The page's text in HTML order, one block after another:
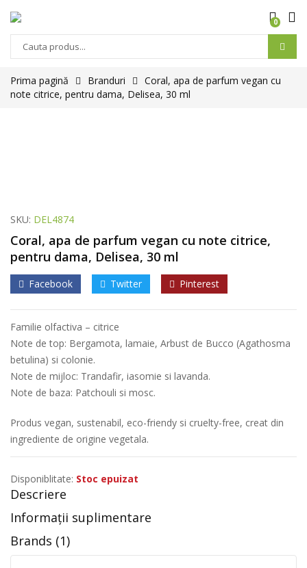
0
Prima pagină Branduri
Coral, apa de parfum vegan cu
note citrice, pentru dama, Delisea, 30 ml
SKU: DEL4874
Coral, apa de parfum vegan cu note citrice,
pentru dama, Delisea, 30 ml
Facebook Twitter Pinterest
Familie olfactiva – citrice
Note de top: Bergamota, lamaie, Arbust de Bucco (Agathosma
betulina) si colonie.
Note de mijloc: Trandafir, iasomie si lavanda.
Note de baza: Patchouli si mosc.
Produs vegan, sustenabil, eco-friendy si cruelty-free, creat din
ingrediente de origine vegetala.
Disponiblitate: Stoc epuizat
Descriere
Informații suplimentare
Brands (1)